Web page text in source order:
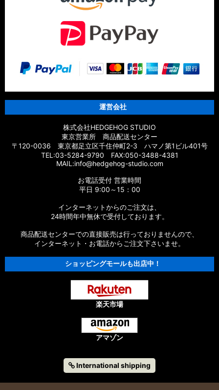
運営会社
株式会社HEDGEHOG STUDIO
東京営業所 商品配送センター
〒120-0036 東京都足立区千住仲町2-3 ハマノ第1ビル401号
TEL:03-5284-9790 FAX:050-3488-4381
MAIL:info@hedgehog-studio.com
お電話受付 営業時間
平日 9:00～15：00
インターネットからのご注文は、
24時間年中無休で受付しております。
商品配送センターでの直接販売は行っておりませんので、
インターネット・お電話からご注文下さいませ。
ショッピングモールも出店中！
楽天市場
アマゾン
International shipping